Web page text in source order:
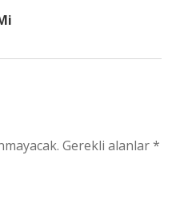
Gerekli alanlar*